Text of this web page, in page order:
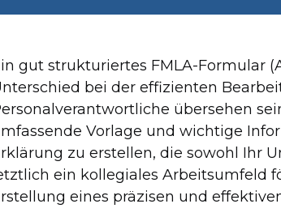
gut strukturiertes FMLA-Formular
bei der effizienten
übersehen
Vorlage und wichtige
zu erstellen, die sowohl Ihr
ein kollegiales Arbeitsumfeld
eines präzisen und